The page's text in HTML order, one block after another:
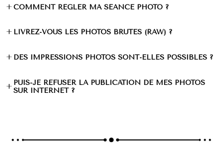
COMMENT RÉGLER MA SÉANCE PHOTO ?
+
LIVREZ-VOUS LES PHOTOS BRUTES (RAW) ?
+
DES IMPRESSIONS PHOTOS SONT-ELLES POSSIBLES ?
+
PUIS-JE REFUSER LA PUBLICATION DE MES PHOTOS
SUR INTERNET ?
+